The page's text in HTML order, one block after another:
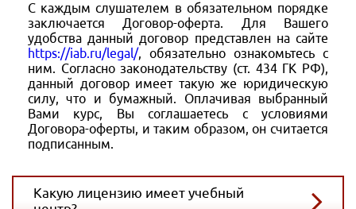
С каждым слушателем в обязательном порядке
заключается Договор-оферта. Для Вашего
удобства данный договор представлен на сайте
https://iab.ru/legal/, обязательно ознакомьтесь с
ним. Согласно законодательству (ст. 434 ГК РФ),
данный договор имеет такую же юридическую
силу, что и бумажный. Оплачивая выбранный
Вами курс, Вы соглашаетесь с условиями
Договора-оферты, и таким образом, он считается
подписанным.
Какую лицензию имеет учебный